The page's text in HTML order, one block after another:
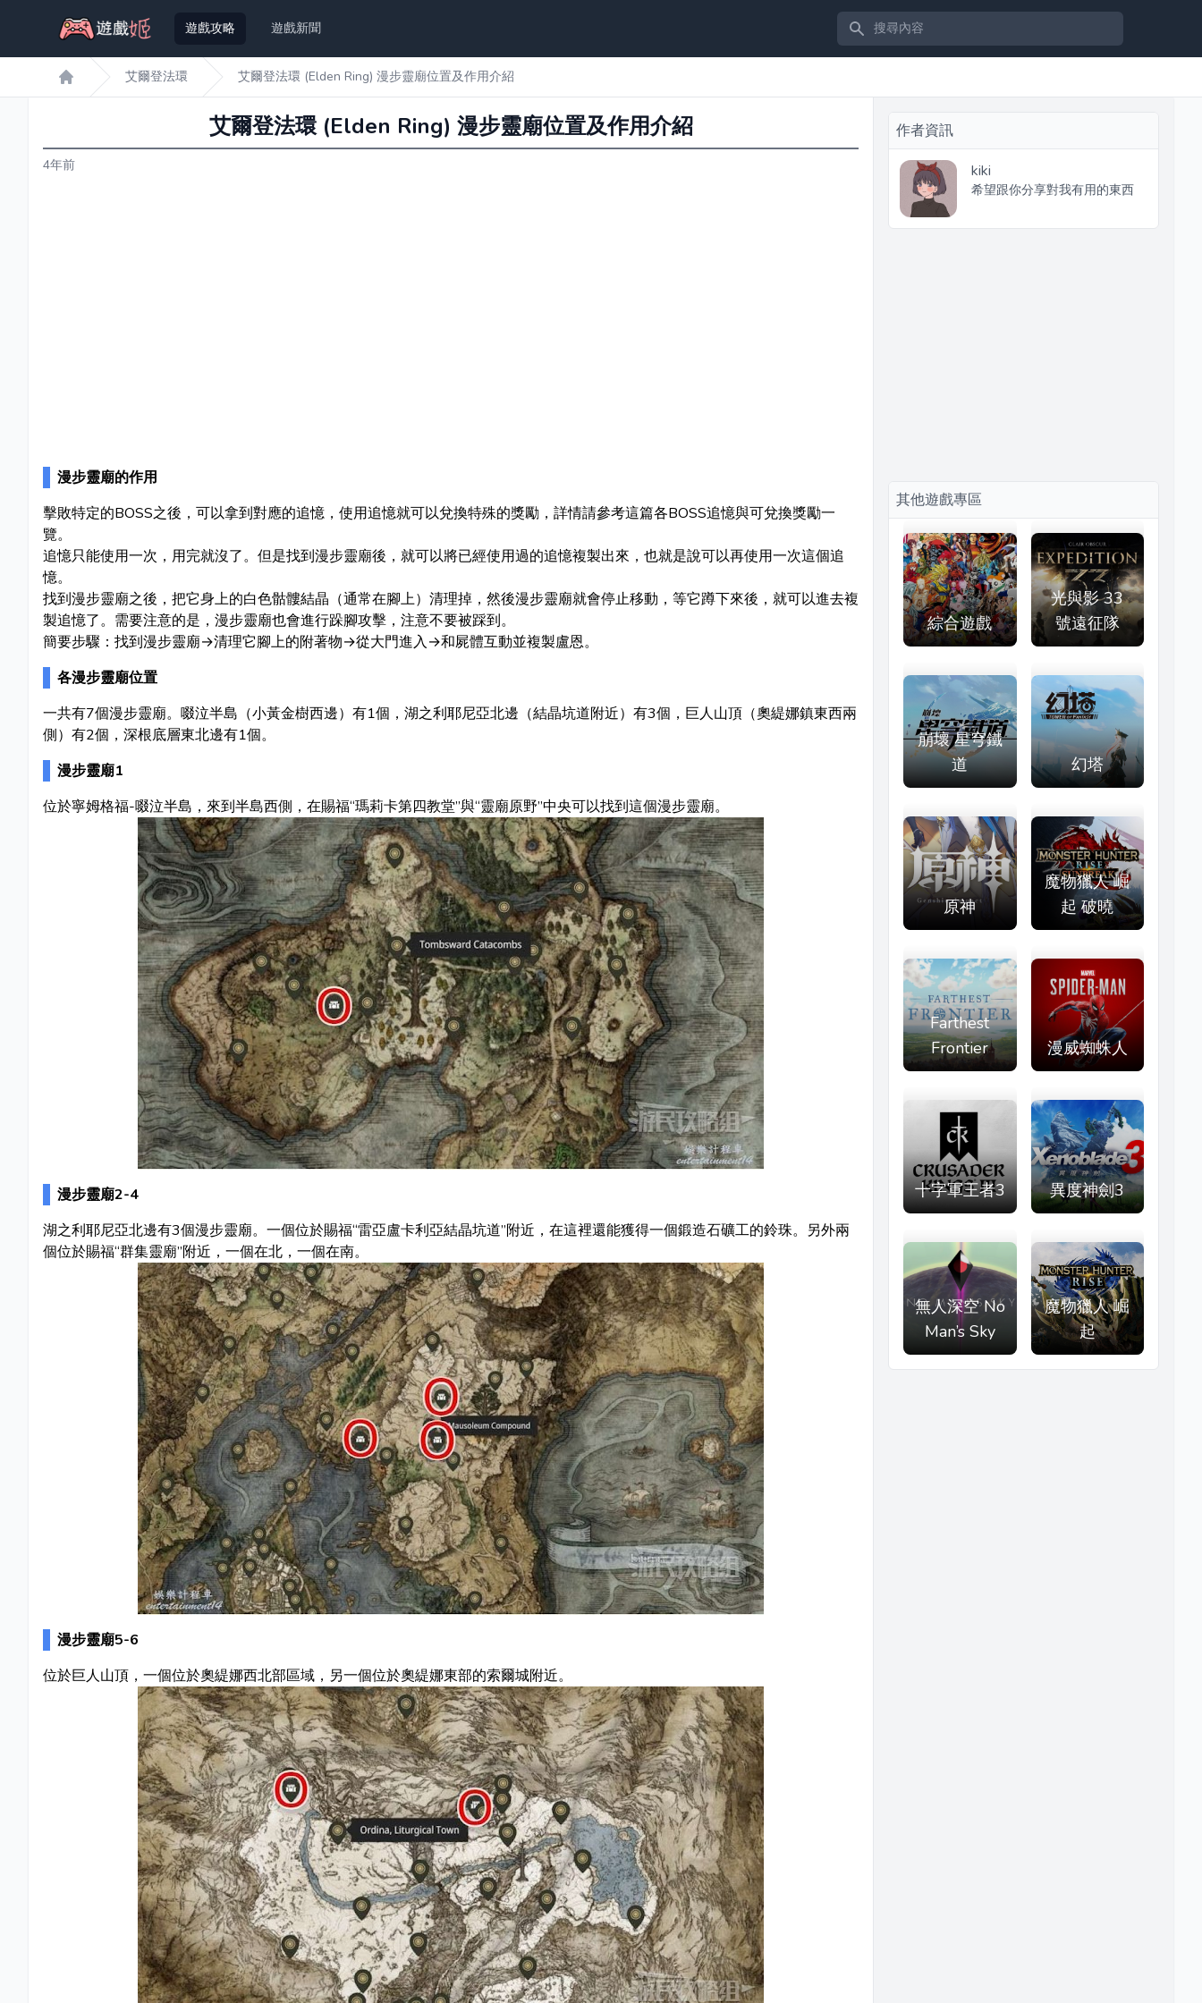
遊戲攻略 遊戲新聞 搜尋內容
遊戲姬首頁
艾爾登法環 艾爾登法環 (Elden Ring) 漫步靈廟位置及作用介紹
艾爾登法環 (Elden Ring) 漫步靈廟位置及作用介紹
4年前
漫步靈廟的作用
擊敗特定的BOSS之後，可以拿到對應的追憶，使用追憶就可以兌換特殊的獎勵，詳情請參考這篇各BOSS追憶與可兌換獎勵一
覽。
追憶只能使用一次，用完就沒了。但是找到漫步靈廟後，就可以將已經使用過的追憶複製出來，也就是說可以再使用一次這個追
憶。
找到漫步靈廟之後，把它身上的白色骷髏結晶（通常在腳上）清理掉，然後漫步靈廟就會停止移動，等它蹲下來後，就可以進去複
製追憶了。需要注意的是，漫步靈廟也會進行跺腳攻擊，注意不要被踩到。
簡要步驟：找到漫步靈廟→清理它腳上的附著物→從大門進入→和屍體互動並複製盧恩。
各漫步靈廟位置
一共有7個漫步靈廟。啜泣半島（小黃金樹西邊）有1個，湖之利耶尼亞北邊（結晶坑道附近）有3個，巨人山頂（奧緹娜鎮東西兩
側）有2個，深根底層東北邊有1個。
漫步靈廟1
位於寧姆格福-啜泣半島，來到半島西側，在賜福“瑪莉卡第四教堂”與“靈廟原野”中央可以找到這個漫步靈廟。
漫步靈廟2-4
湖之利耶尼亞北邊有3個漫步靈廟。一個位於賜福“雷亞盧卡利亞結晶坑道”附近，在這裡還能獲得一個鍛造石礦工的鈴珠。另外兩
個位於賜福“群集靈廟”附近，一個在北，一個在南。
漫步靈廟5-6
位於巨人山頂，一個位於奧緹娜西北部區域，另一個位於奧緹娜東部的索爾城附近。
作者資訊
kiki
希望跟你分享對我有用的東西
其他遊戲專區
綜合遊戲
光與影 33
號遠征隊
崩壞 星穹鐵
道
幻塔
原神
魔物獵人 崛
起 破曉
Farthest
Frontier
漫威蜘蛛人
十字軍王者3 異度神劍3
無人深空 No
Man’s Sky
魔物獵人 崛
起